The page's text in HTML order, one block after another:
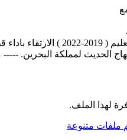
التحتية للتعليم
لهذا الملف.
ملفات متنوعة